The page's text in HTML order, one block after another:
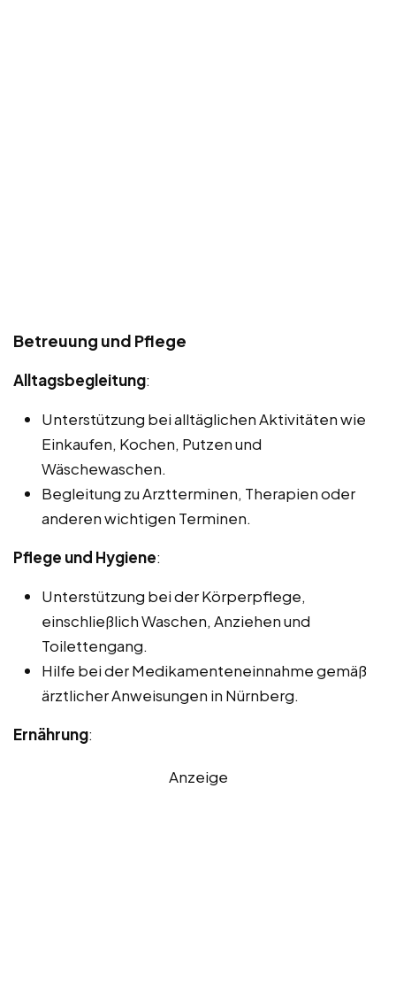
Betreuung und Pflege
Alltagsbegleitung:
Unterstützung bei alltäglichen Aktivitäten wie
Einkaufen, Kochen, Putzen und
Wäschewaschen.
Begleitung zu Arztterminen, Therapien oder
anderen wichtigen Terminen.
Pflege und Hygiene:
Unterstützung bei der Körperpflege,
einschließlich Waschen, Anziehen und
Toilettengang.
Hilfe bei der Medikamenteneinnahme gemäß
ärztlicher Anweisungen in Nürnberg.
Ernährung:
Anzeige